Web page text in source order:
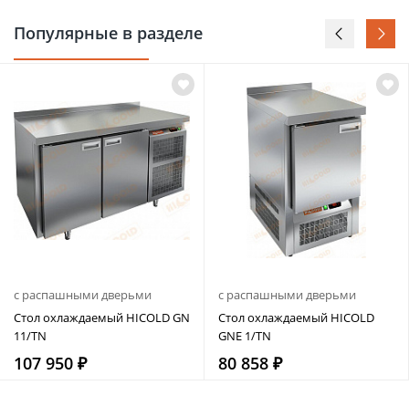
Популярные в разделе
с распашными дверьми
Стол охлаждаемый HICOLD GN
11/TN
107 950 ₽
с распашными дверьми
Стол охлаждаемый HICOLD
GNE 1/TN
80 858 ₽